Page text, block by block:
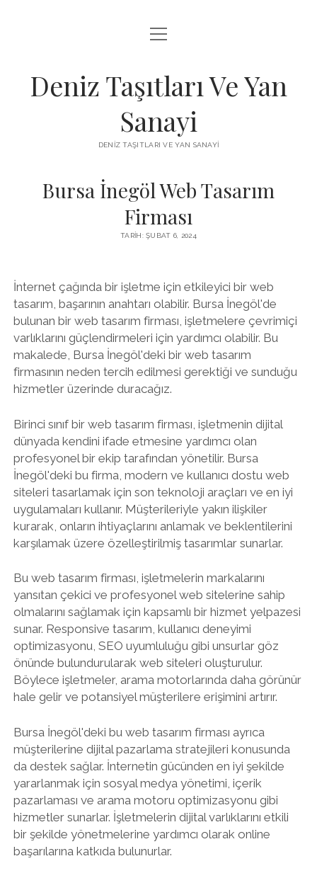
FACEBOOK TAKIPÇI KAZANMA ŞIFRESIZ
INSTAGRAM BOT SILME
LISTE
menüyü
aç
Deniz Taşıtları Ve Yan
Sanayi
DENIZ TAŞITLARI VE YAN SANAYI
Bursa İnegöl Web Tasarım
Firması
TARIH: ŞUBAT 6, 2024
İnternet çağında bir işletme için etkileyici bir web
tasarım, başarının anahtarı olabilir. Bursa İnegöl'de
bulunan bir web tasarım firması, işletmelere çevrimiçi
varlıklarını güçlendirmeleri için yardımcı olabilir. Bu
makalede, Bursa İnegöl'deki bir web tasarım
firmasının neden tercih edilmesi gerektiği ve sunduğu
hizmetler üzerinde duracağız.
Birinci sınıf bir web tasarım firması, işletmenin dijital
dünyada kendini ifade etmesine yardımcı olan
profesyonel bir ekip tarafından yönetilir. Bursa
İnegöl'deki bu firma, modern ve kullanıcı dostu web
siteleri tasarlamak için son teknoloji araçları ve en iyi
uygulamaları kullanır. Müşterileriyle yakın ilişkiler
kurarak, onların ihtiyaçlarını anlamak ve beklentilerini
karşılamak üzere özelleştirilmiş tasarımlar sunarlar.
Bu web tasarım firması, işletmelerin markalarını
yansıtan çekici ve profesyonel web sitelerine sahip
olmalarını sağlamak için kapsamlı bir hizmet yelpazesi
sunar. Responsive tasarım, kullanıcı deneyimi
optimizasyonu, SEO uyumluluğu gibi unsurlar göz
önünde bulundurularak web siteleri oluşturulur.
Böylece işletmeler, arama motorlarında daha görünür
hale gelir ve potansiyel müşterilere erişimini artırır.
Bursa İnegöl'deki bu web tasarım firması ayrıca
müşterilerine dijital pazarlama stratejileri konusunda
da destek sağlar. İnternetin gücünden en iyi şekilde
yararlanmak için sosyal medya yönetimi, içerik
pazarlaması ve arama motoru optimizasyonu gibi
hizmetler sunarlar. İşletmelerin dijital varlıklarını etkili
bir şekilde yönetmelerine yardımcı olarak online
başarılarına katkıda bulunurlar.